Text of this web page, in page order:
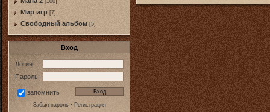
[100]
Мир игр [7]
Свободный альбом [5]
Вход
Логин:
Пароль:
запомнить
Забыл пароль· Регистрация